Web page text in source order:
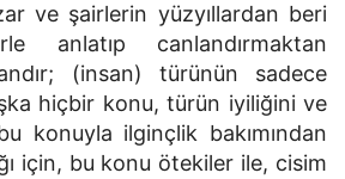
ve şairlerin yüzyıllardan beri
anlatıp canlandırmaktan
(insan) türünün sadece
hiçbir konu, türün iyiliğini ve
konuyla ilginçlik bakımından
için, bu konu ötekiler ile, cisim